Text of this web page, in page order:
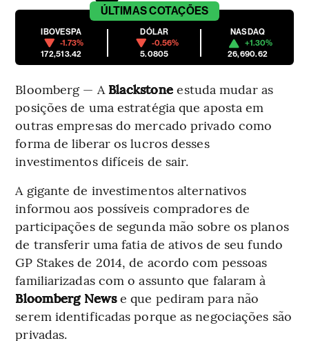
ÚLTIMASCOTAÇÕES
IBOVESPA
-1.73%
172,513.42
DÓLAR
-0.56%
5.0805
NASDAQ
+1.30%
26,690.62
Bloomberg — A Blackstoneestuda mudar as
posições de uma estratégia que aposta em
outras empresas do mercado privado como
forma de liberar os lucros desses
investimentos difíceis de sair.
A gigante de investimentos alternativos
informou aos possíveis compradores de
participações de segunda mão sobre os planos
de transferir uma fatia de ativos de seu fundo
GP Stakes de 2014, de acordo com pessoas
familiarizadas com o assunto que falaram à
Bloomberg Newse que pediram para não
serem identificadas porque as negociações são
privadas.